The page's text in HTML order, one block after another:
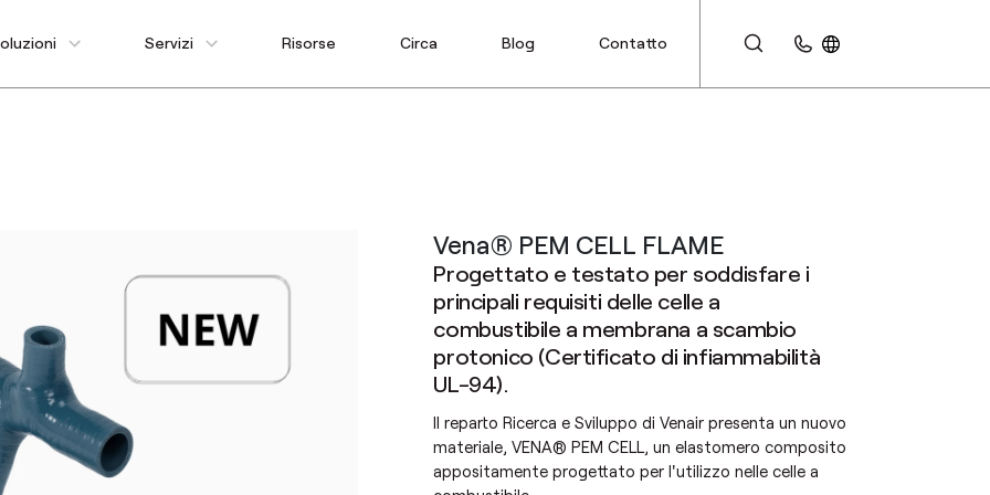
Servizi Risorse Circa Blog Contatto
Vena® PEM CELL FLAME
Progettato e testato per soddisfare i
principali requisiti delle celle a
combustibile a membrana a scambio
protonico (Certificato di infiammabilità
UL-94).
Il reparto Ricerca e Sviluppo di Venair presenta un nuovo
materiale, VENA® PEM CELL, un elastomero composito
appositamente progettato per l'utilizzo nelle celle a